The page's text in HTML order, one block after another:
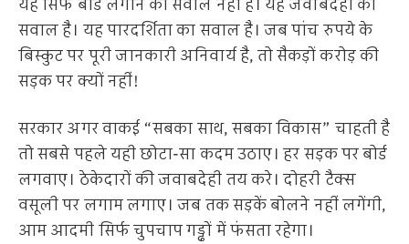
यह सिर्फ बोर्ड लगाने का सवाल नहीं है। यह जवाबदेही का
सवाल है। यह पारदर्शिता का सवाल है। जब पांच रुपये के
बिस्कुट पर पूरी जानकारी अनिवार्य है, तो सैकड़ों करोड़ की
सड़क पर क्यों नहीं!
सरकार अगर वाकई “सबका साथ, सबका विकास” चाहती है
तो सबसे पहले यही छोटा-सा कदम उठाए। हर सड़क पर बोर्ड
लगवाए। ठेकेदारों की जवाबदेही तय करे। दोहरी टैक्स
वसूली पर लगाम लगाए। जब तक सड़कें बोलने नहीं लगेंगी,
आम आदमी सिर्फ चुपचाप गड्ढों में फंसता रहेगा।